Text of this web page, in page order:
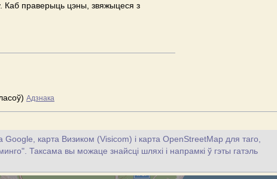
Каб праверыць цэны, звяжыцеся з
Адзнака
Google, карта Визиком (Visicom) і карта OpenStreetMap для таго,
Таксама вы можаце знайсці шляхі і напрамкі ў гэты гатэль